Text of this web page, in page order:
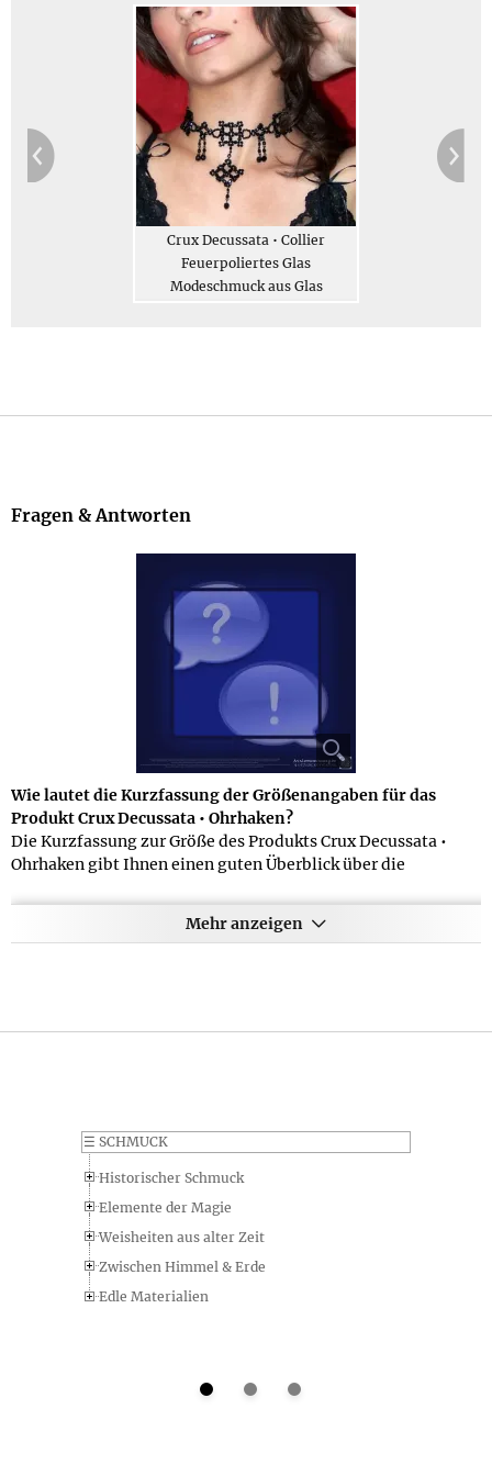
Jetzt bestellen Beschreibung
Crux Decussata • Collier
Feuerpoliertes Glas
Modeschmuck aus Glas
Fragen & Antworten
Wie lautet die Kurzfassung der Größenangaben für das
Produkt Crux Decussata • Ohrhaken?
Die Kurzfassung zur Größe des Produkts Crux Decussata •
Ohrhaken gibt Ihnen einen guten Überblick über die
Angaben im Datenblatt des Herstellers: ca. 5,5 x 3,5 x 0,3 cm
Ohrhaken?
Bitte beachten Sie bei den Gewichtsangaben in unserem
Onlineshop ob es sich um das Reingewicht des Produkts oder
um eine Angabe inkl. Verpackung handelt - in den meisten
Fällen geben wir beides an. Die Gewichtsangabe für das
Produkt Crux Decussata • Ohrhaken lautet folgendermaßen: 6
Decussata • Ohrhaken finden Sie nur eine Gewichtsangabe,
Mehr anzeigen
☰ SCHMUCK
Historischer Schmuck
Elemente der Magie
Weisheiten aus alter Zeit
Zwischen Himmel & Erde
Edle Materialien